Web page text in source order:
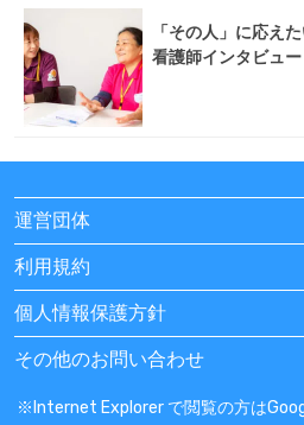
「その人」に応え
看護師インタビュー
運営団体
利用規約
個人情報保護方針
その他のお問い合わせ
※Internet Explorer で閲覧の方は